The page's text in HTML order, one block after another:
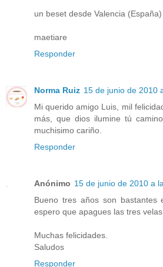
un beset desde Valencia (España)
maetiare
Responder
Norma Ruiz 15 de junio de 2010
Mi querido amigo Luis, mil
más, que dios ilumine tú
muchisimo cariño.
Responder
Anónimo 15 de junio de 2010 a
Bueno tres años son bastantes
espero que apagues las tres
Muchas felicidades.
Saludos
Responder